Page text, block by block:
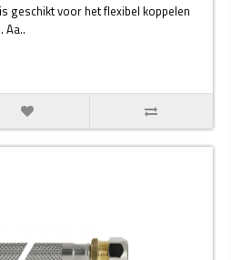
geschikt voor het flexibel koppelen
Aa..